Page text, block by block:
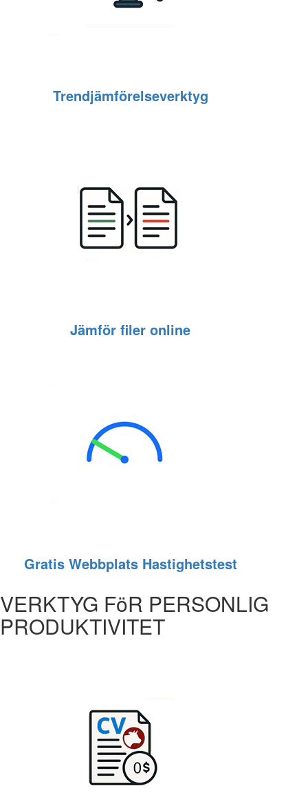
Trendjämförelseverktyg
Jämför filer online
Gratis Webbplats Hastighetstest
VERKTYG FöR PERSONLIG
PRODUKTIVITET